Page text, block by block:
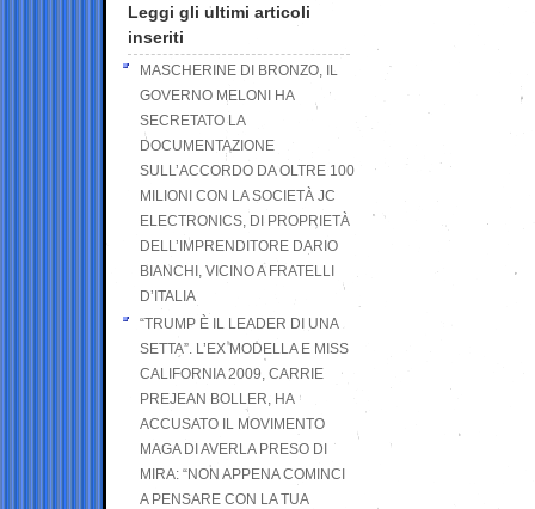
Leggi gli ultimi articoli
inseriti
MASCHERINE DI BRONZO, IL
GOVERNO MELONI HA
SECRETATO LA
DOCUMENTAZIONE
SULL’ACCORDO DA OLTRE 100
MILIONI CON LA SOCIETÀ JC
ELECTRONICS, DI PROPRIETÀ
DELL’IMPRENDITORE DARIO
BIANCHI, VICINO A FRATELLI
D’ITALIA
“TRUMP È IL LEADER DI UNA
SETTA”. L’EX MODELLA E MISS
CALIFORNIA 2009, CARRIE
PREJEAN BOLLER, HA
ACCUSATO IL MOVIMENTO
MAGA DI AVERLA PRESO DI
MIRA: “NON APPENA COMINCI
A PENSARE CON LA TUA